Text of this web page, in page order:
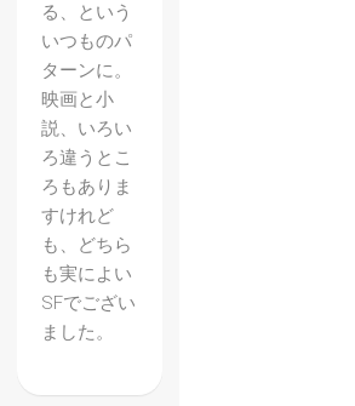
る、という
いつものパ
ターンに。
映画と小
説、いろい
ろ違うとこ
ろもありま
すけれど
も、どちら
も実によい
SFでござい
ました。
【グラ
ンブル
ーファ